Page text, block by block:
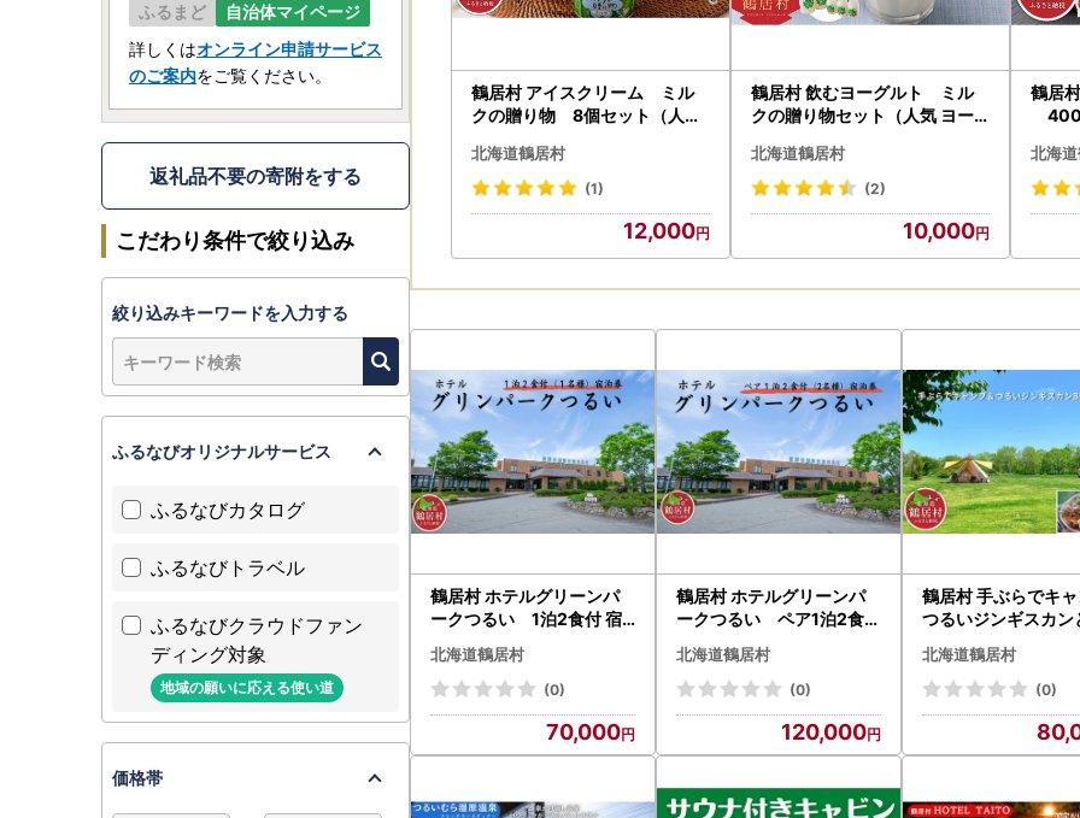
鶴居村 アイスクリーム ミル
クの贈り物 8個セット（人気
フト 国産 北海道産 人気 食べ比
べ 酪農応援 乳製品 鶴居村 酪楽
北海道鶴居村
(1)
12,000
鶴居村 飲むヨーグルト ミル
クの贈り物セット（人気 ヨー
道産 人気 食べ比べ 酪農応援 乳
製品 鶴居村 酪楽館 北海道 ふる
北海道鶴居村
(2)
10,000
鶴居
肉 エ
ト 贈
北海
鶴居村 ホテルグリーンパ
ークつるい 1泊2食付 宿
泊券 温泉（1名様）
北海道鶴居村
(0)
70,000
鶴居村 ホテルグリーンパ
ークつるい ペア1泊2食付
宿泊券 温泉（2名様）
北海道鶴居村
(0)
120,000
鶴居村 手ぶらでキ
つるいジンギスカン
セット（1名様）(
アウトドア 2食付き
で安心 ジンギスカ
の隣 釧路空港 から
海道 ふるさと納税
び ）
北海道鶴居村
(0)
ふるまど
自治体マイページ
詳しくはオンライン申請サービス
のご案内をご覧ください。
返礼品不要の寄附をする
こだわり条件で絞り込み
絞り込みキーワードを入力する
ふるなびオリジナルサービス
ふるなびカタログ
ふるなびトラベル
ふるなびクラウドファン
ディング対象
地域の願いに応える使い道
価格帯